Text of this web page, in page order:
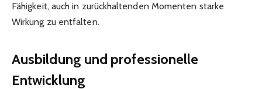
Fähigkeit, auch in zurückhaltenden Momenten starke
Wirkung zu entfalten.
Ausbildung und professionelle
Entwicklung